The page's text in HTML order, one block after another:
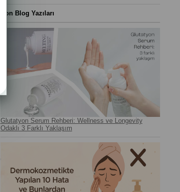
Son Blog Yazıları
Glutatyon Serum Rehberi: Wellness ve Longevity
Odaklı 3 Farklı Yaklaşım